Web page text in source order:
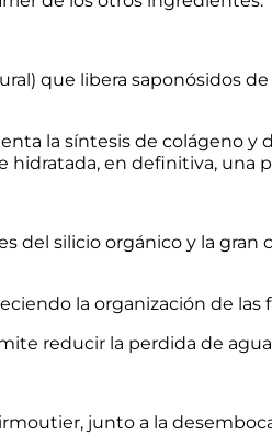
que libera saponósidos
la síntesis de colágeno y
en definitiva, una
silicio orgánico y la gran
la organización de
reducir la perdida de
junto a la